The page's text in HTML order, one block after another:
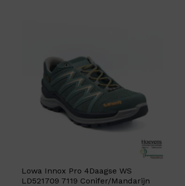
Lowa Innox Pro 4Daagse WS
LD521709 7119 Conifer/Mandarijn